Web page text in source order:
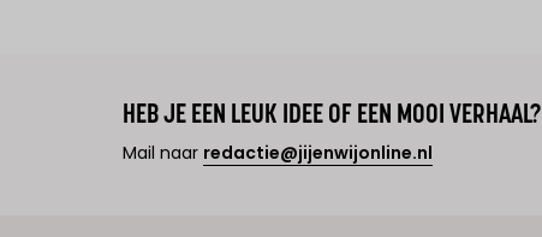
HEB JE EEN LEUK IDEE OF EEN MOOI VERHAAL?
Mail naar redactie@jijenwijonline.nl